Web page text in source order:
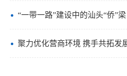
“一带一路”建设中的汕头“侨”梁
聚力优化营商环境 携手共拓